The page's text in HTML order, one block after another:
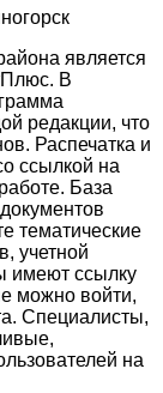
является
В
редакции, что
Распечатка и
ссылкой на
База
тематические
учетной
имеют ссылку
можно войти,
Специалисты,
на